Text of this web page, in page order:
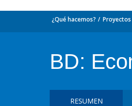
¿Qué hacemos?
BD:
RESUMEN